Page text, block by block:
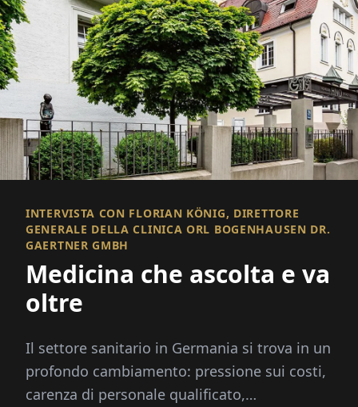
INTERVISTA CON FLORIAN KÖNIG, DIRETTORE
GENERALE DELLA CLINICA ORL BOGENHAUSEN DR.
GAERTNER GMBH
Medicina che ascolta e va
oltre
Il settore sanitario in Germania si trova in un
profondo cambiamento: pressione sui costi,
carenza di personale qualificato,